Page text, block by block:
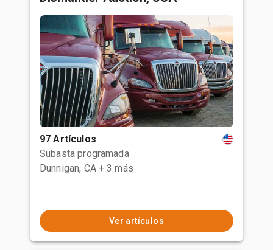
97 Artículos
Subasta programada
Dunnigan, CA + 3 más
Ver artículos